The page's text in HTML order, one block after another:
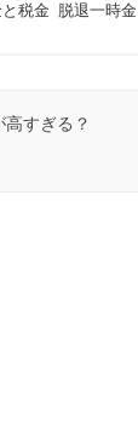
と税金 脱退一時金
すぎる？